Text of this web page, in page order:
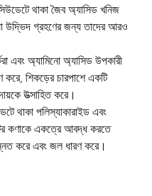
থাকা জৈব অ্যাসিড খনিজ
উদ্ভিদ গ্রহণের জন্য তাদের আরও
এবং অ্যামিনো অ্যাসিড উপকারী
করে, শিকড়ের চারপাশে একটি
উত্সাহিত করে।
থাকা পলিস্যাকারাইড এবং
কণাকে একত্রে আবদ্ধ করতে
করে এবং জল ধারণ করে।